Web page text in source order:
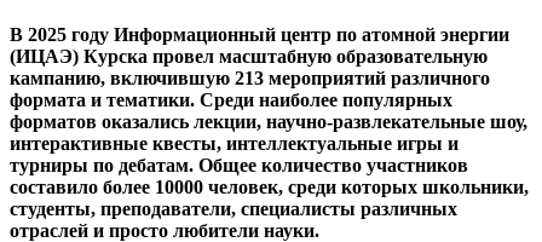
В 2025 году Информационный центр по атомной энергии
(ИЦАЭ) Курска провел масштабную образовательную
кампанию, включившую 213 мероприятий различного
формата и тематики. Среди наиболее популярных
форматов оказались лекции, научно-развлекательные шоу,
интерактивные квесты, интеллектуальные игры и
турниры по дебатам. Общее количество участников
составило более 10000 человек, среди которых школьники,
студенты, преподаватели, специалисты различных
отраслей и просто любители науки.